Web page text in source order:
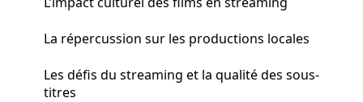
La répercussion sur les productions locales
Les défis du streaming et la qualité des sous-
titres